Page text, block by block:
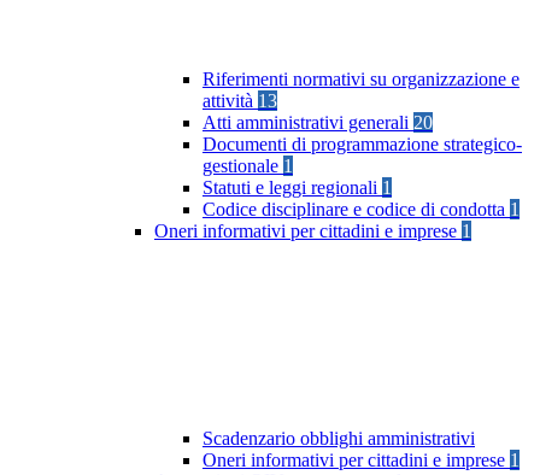
Riferimenti normativi su organizzazione e
attività 13
Atti amministrativi generali 20
Documenti di programmazione strategico-
gestionale 1
Statuti e leggi regionali 1
Codice disciplinare e codice di condotta 1
Oneri informativi per cittadini e imprese 1
Scadenzario obblighi amministrativi
Oneri informativi per cittadini e imprese 1